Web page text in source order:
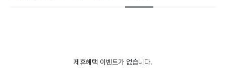
제휴혜택 이벤트가 없습니다.